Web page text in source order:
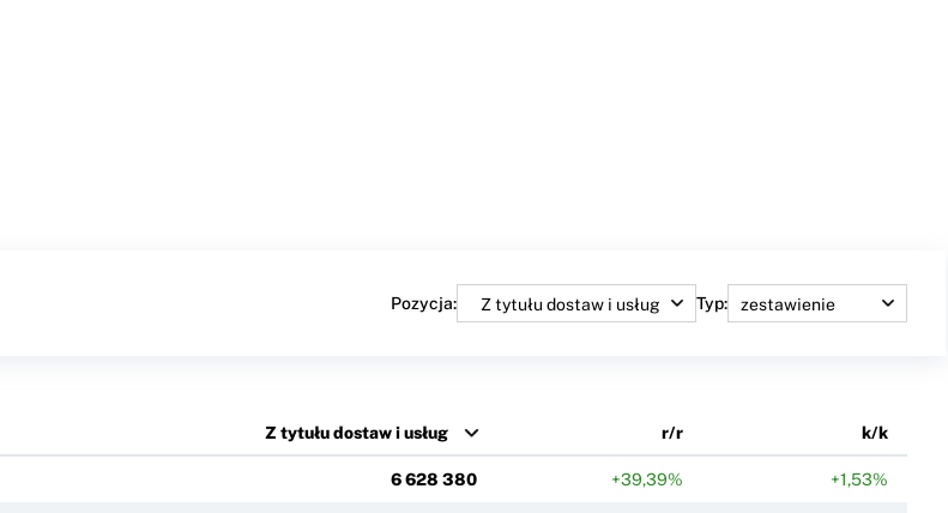
Pozycja: Typ:
Z tytułu dostaw i usług r/r k/k
6 628 380 +39,39% +1,53%